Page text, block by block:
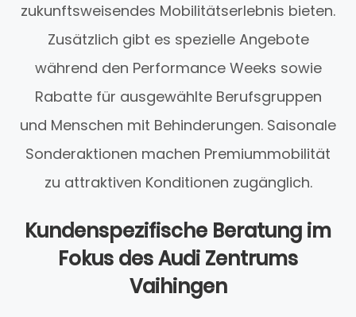
zukunftsweisendes Mobilitätserlebnis bieten.
Zusätzlich gibt es spezielle Angebote
während den Performance Weeks sowie
Rabatte für ausgewählte Berufsgruppen
und Menschen mit Behinderungen. Saisonale
Sonderaktionen machen Premiummobilität
zu attraktiven Konditionen zugänglich.
Kundenspezifische Beratung im
Fokus des Audi Zentrums
Vaihingen